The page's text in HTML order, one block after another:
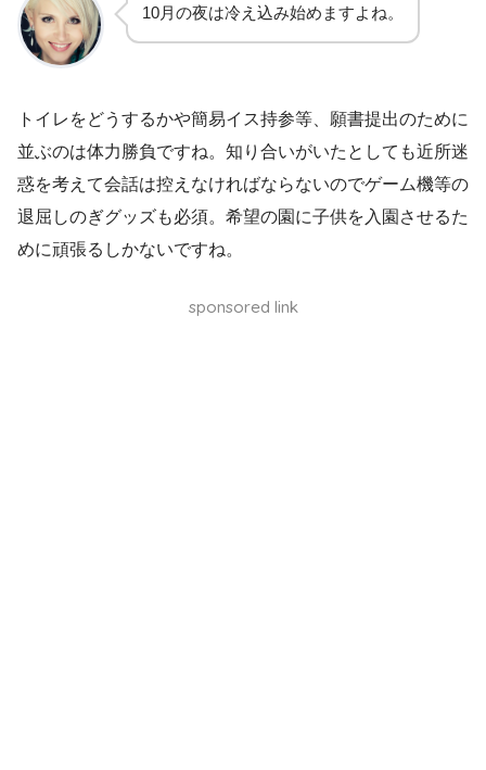
10月の夜は冷え込み始めますよね。
トイレをどうするかや簡易イス持参等、願書提出のために
並ぶのは体力勝負ですね。知り合いがいたとしても近所迷
惑を考えて会話は控えなければならないのでゲーム機等の
退屈しのぎグッズも必須。希望の園に子供を入園させるた
めに頑張るしかないですね。
sponsored link